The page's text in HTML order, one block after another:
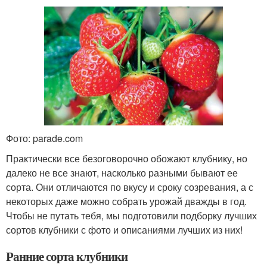
Фото: parade.com
Практически все безоговорочно обожают клубнику, но
далеко не все знают, насколько разными бывают ее
сорта. Они отличаются по вкусу и сроку созревания, а с
некоторых даже можно собрать урожай дважды в год.
Чтобы не путать тебя, мы подготовили подборку лучших
сортов клубники с фото и описаниями лучших из них!
Ранние сорта клубники